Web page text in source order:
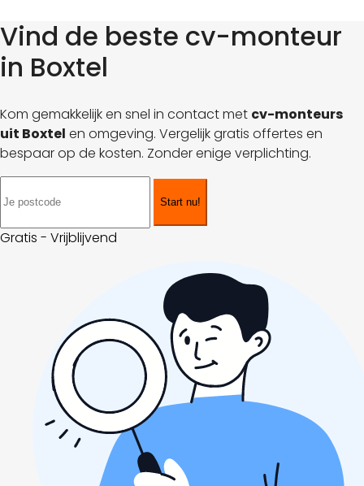
Vind de beste cv-monteur
in Boxtel
Kom gemakkelijk en snel in contact met cv-monteurs
uit Boxtel en omgeving. Vergelijk gratis offertes en
bespaar op de kosten. Zonder enige verplichting.
Start nu!
Gratis - Vrijblijvend